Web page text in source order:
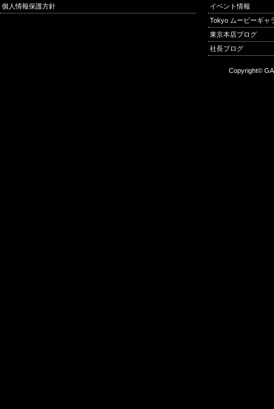
個人情報保護方針
イベント情報
Tokyo ムービーギャ
東京本店ブログ
社長ブログ
Copyright©